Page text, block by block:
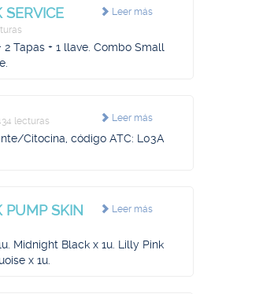
Leer más
2 Tapas + 1 llave. Combo Small
Leer más
lecturas
Citocina, código ATC: L03A
Leer más
PUMP SKIN
Midnight Black x 1u. Lilly Pink
x 1u.